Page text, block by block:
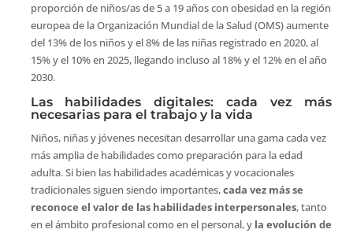
proporción de niños/as de 5 a 19 años con obesidad en la región
europea de la Organización Mundial de la Salud (OMS) aumente
del 13% de los niños y el 8% de las niñas registrado en 2020, al
15% y el 10% en 2025, llegando incluso al 18% y el 12% en el año
2030.
Las habilidades digitales: cada vez más
necesarias para el trabajo y la vida
Niños, niñas y jóvenes necesitan desarrollar una gama cada vez
más amplia de habilidades como preparación para la edad
adulta. Si bien las habilidades académicas y vocacionales
tradicionales siguen siendo importantes,cada vez más se
reconoce el valor de las habilidades interpersonales, tanto
en el ámbito profesional como en el personal, y la evolución de